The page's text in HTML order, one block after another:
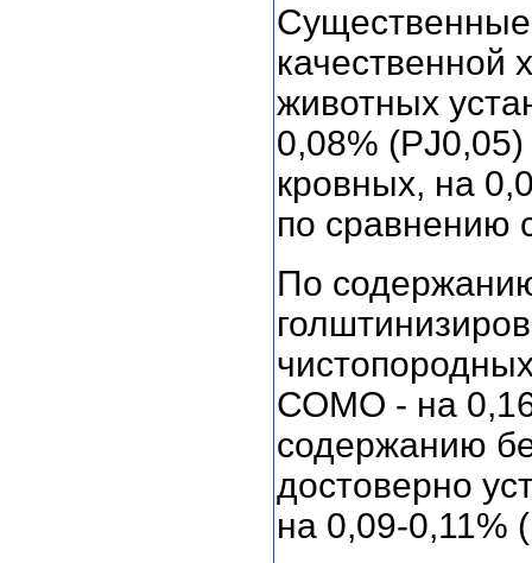
качественной
животных
0,08%
кровных, на
по сравнению
По
СОМО - на
содержанию
достоверно
на 0,09-0,11%